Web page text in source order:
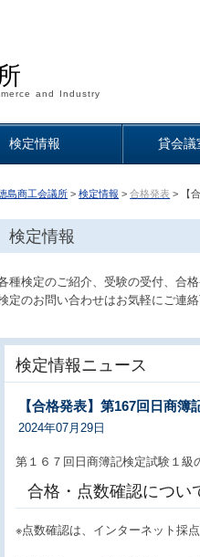
and Industry
検定情報 貸会議
島商工会議所 >検定情報 >合格発表 > 【
検定情報
種検定のご紹介、受験の受付、合
定のお問い合わせはお気軽にご連絡
検定情報ニュース
【合格発表】第167回日商
2024年07月29日
第１６７回日商簿記検定試験１級
合格・点数確認につい
※点数確認は、インターネット採